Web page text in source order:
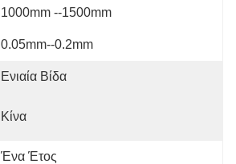
1000mm --1500mm
0.05mm--0.2mm
Ενιαία Βίδα
Κίνα
Ένα Έτος